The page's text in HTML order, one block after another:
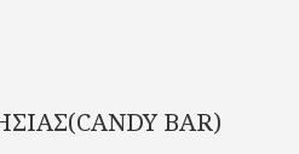
BAR)